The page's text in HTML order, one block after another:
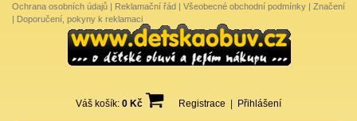
Ochrana osobních údajů | Reklamační řád | Všeobecné obchodní podmínky | Značení
| Doporučení, pokyny k reklamaci
Váš košík: 0 Kč Registrace Přihlášení